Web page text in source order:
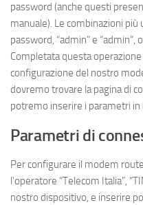
password (anche questi
manuale). Le combinazioni più
password, “admin” e “admin”,
Completata questa
configurazione del nostro
dovremo trovare la pagina di
potremo inserire i parametri in
Parametri di
Per configurare il modem
l’operatore “Telecom Italia”,
nostro dispositivo, e inserire